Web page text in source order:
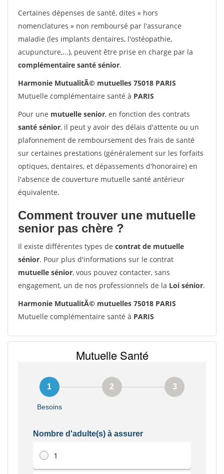
Certaines dépenses de santé, dites « hors
nomenclatures » non remboursé par l'assurance
maladie (les implants dentaires, l'ostéopathie,
acupuncture,...), peuvent être prise en charge par la
complémentaire santé sénior.
Harmonie MutualitÃ© mutuelles 75018 PARIS
Mutuelle complémentaire santé à PARIS
Pour une mutuelle senior, en fonction des contrats
santé sénior, il peut y avoir des délais d'attente ou un
plafonnement de remboursement des frais de santé
sur certaines prestations (généralement sur les forfaits
optiques, dentaires, et dépassements d'honoraire) en
l'absence de couverture mutuelle santé antérieur
équivalente.
Comment trouver une mutuelle
senior pas chère ?
Il existe différentes types de contrat de mutuelle
sénior. Pour plus d'informations sur le contrat
mutuelle sénior, vous pouvez contacter, sans
engagement, un de nos professionnels de la Loi sénior.
Harmonie MutualitÃ© mutuelles 75018 PARIS
Mutuelle complémentaire santé à PARIS